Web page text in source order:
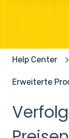
Es gibt keine
Help Center
Erweiterte